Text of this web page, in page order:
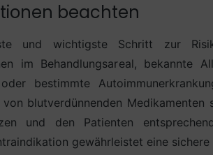
beachten
und wichtigste Schritt zur
im Behandlungsareal, bekannte
bestimmte
blutverdünnenden
und den Patienten
gewährleistet eine sichere